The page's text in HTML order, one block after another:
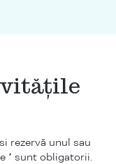
rezervă unul sau
* sunt obligatorii.